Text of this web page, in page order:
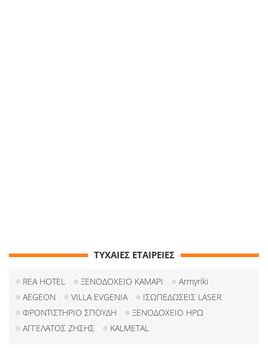
ΤΥΧΑΙΕΣ ΕΤΑΙΡΕΙΕΣ
REA HOTEL ΞΕΝΟΔΟΧΕΙΟ ΚΑΜΑΡΙ
Armyriki
AEGEON
VILLA EVGENIA
ΙΣΩΠΕΔΩΣΕΙΣ LASER
ΦΡΟΝΤΙΣΤΗΡΙΟ ΣΠΟΥΔΗ
ΞΕΝΟΔΟΧΕΙΟ ΗΡΩ
ΑΓΓΕΛΑΤΟΣ ΖΗΣΗΣ
KALMETAL